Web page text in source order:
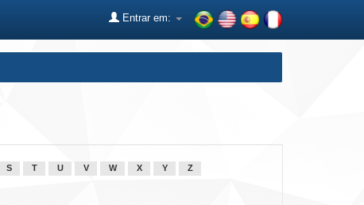
Entrar em:
S T U V W X Y Z